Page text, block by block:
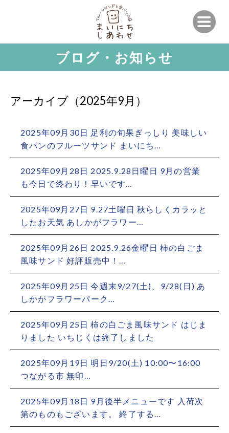
ブログ・お知らせ
アーカイブ（2025年9月）
2025年09月30日 足利の旬果ぎっしり 美味しい
食パンのフルーツサンド まいにち…
2025年09月28日 2025.9.28日曜日 9月の営業
も今日で終わり！早いです…
2025年09月27日 9.27土曜日 秋らしくカラッと
したお天気 あしかがフラワー…
2025年09月26日 2025.9.26金曜日 柿の白ごま
風味サンド 好評販売中！…
2025年09月25日 今週末9/27(土)、9/28(日) あ
しかがフラワーパーク…
2025年09月25日 柿の白ごま風味サンド はじま
りました いちじくは終了しました
2025年09月19日 明日9/20(土) 10:00〜16:00
つながる市 無印…
2025年09月18日 9月後半メニューです 入荷次
第のものもございます。 終了する…